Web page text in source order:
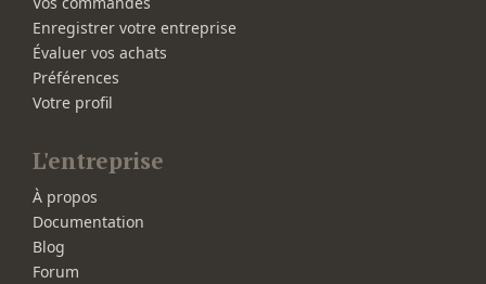
Enregistrer votre entreprise
Évaluer vos achats
Préférences
Votre profil
L'entreprise
À propos
Documentation
Blog
Forum